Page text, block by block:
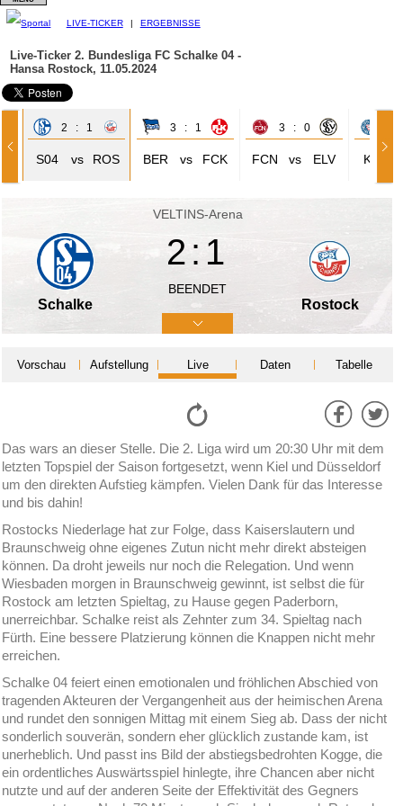
LIVE-TICKER | ERGEBNISSE
Live-Ticker 2. Bundesliga FC Schalke 04 -
Hansa Rostock, 11.05.2024
2 : 1
S04 vs ROS
3 : 1
BER vs FCK
3 : 0
FCN vs ELV KIE
VELTINS-Arena
Schalke
2:1
BEENDET
Rostock
Vorschau Aufstellung Live Daten Tabelle
Das wars an dieser Stelle. Die 2. Liga wird um 20:30 Uhr mit dem
letzten Topspiel der Saison fortgesetzt, wenn Kiel und Düsseldorf
um den direkten Aufstieg kämpfen. Vielen Dank für das Interesse
und bis dahin!
Rostocks Niederlage hat zur Folge, dass Kaiserslautern und
Braunschweig ohne eigenes Zutun nicht mehr direkt absteigen
können. Da droht jeweils nur noch die Relegation. Und wenn
Wiesbaden morgen in Braunschweig gewinnt, ist selbst die für
Rostock am letzten Spieltag, zu Hause gegen Paderborn,
unerreichbar. Schalke reist als Zehnter zum 34. Spieltag nach
Fürth. Eine bessere Platzierung können die Knappen nicht mehr
erreichen.
Schalke 04 feiert einen emotionalen und fröhlichen Abschied von
tragenden Akteuren der Vergangenheit aus der heimischen Arena
und rundet den sonnigen Mittag mit einem Sieg ab. Dass der nicht
sonderlich souverän, sondern eher glücklich zustande kam, ist
unerheblich. Und passt ins Bild der abstiegsbedrohten Kogge, die
ein ordentliches Auswärtsspiel hinlegte, ihre Chancen aber nicht
nutzte und auf der anderen Seite der Effektivität des Gegners